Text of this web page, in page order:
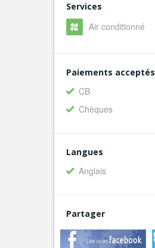
Services
Air conditionné
Paiements acceptés
CB
Chèques
Langues
Anglais
Partager